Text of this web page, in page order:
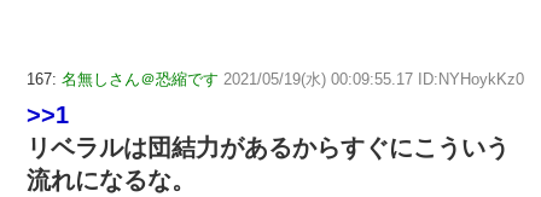
167: 名無しさん＠恐縮です 2021/05/19(水) 00:09:55.17 ID:NYHoykKz0
>>1
リベラルは団結力があるからすぐにこういう
流れになるな。